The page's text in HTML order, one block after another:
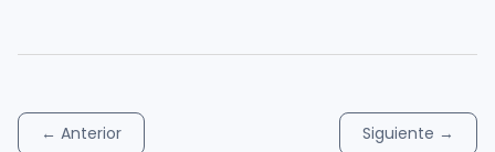
← Anterior Siguiente →